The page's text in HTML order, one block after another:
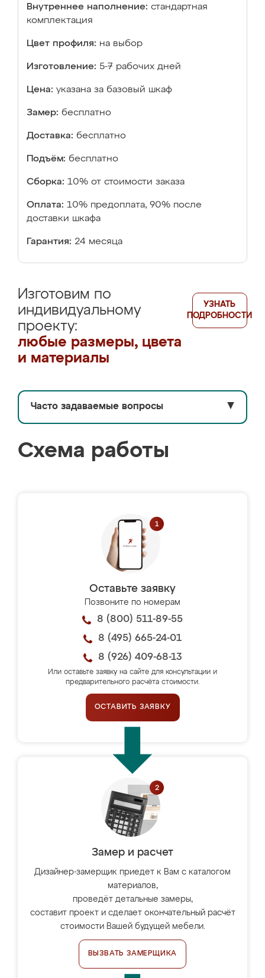
Внутреннее наполнение: стандартная
комплектация
Цвет профиля: на выбор
Изготовление: 5-7 рабочих дней
Цена: указана за базовый шкаф
Замер: бесплатно
Доставка: бесплатно
Подъём: бесплатно
Сборка: 10% от стоимости заказа
Оплата: 10% предоплата, 90% после
доставки шкафа
Гарантия: 24 месяца
Изготовим по
индивидуальному
проекту:
любые размеры, цвета
и материалы
УЗНАТЬ
ПОДРОБНОСТИ
Часто задаваемые вопросы ▼
Схема работы
Оставьте заявку
Позвоните по номерам
8 (800) 511-89-55
8 (495) 665-24-01
8 (926) 409-68-13
Или оставьте заявку на сайте для консультации и
предварительного расчёта стоимости.
ОСТАВИТЬ ЗАЯВКУ
Замер и расчет
Дизайнер-замерщик приедет к Вам с каталогом
материалов,
проведёт детальные замеры,
составит проект и сделает окончательный расчёт
стоимости Вашей будущей мебели.
ВЫЗВАТЬ ЗАМЕРЩИКА